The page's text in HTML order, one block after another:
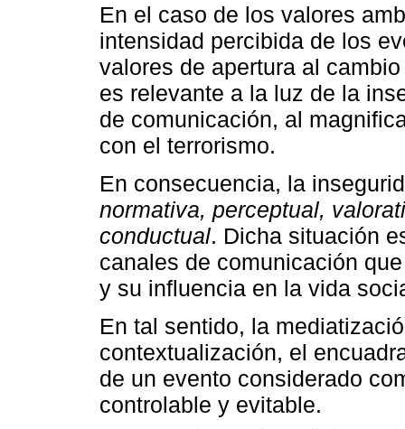
En el caso de los valores
intensidad percibida de los
valores de apertura al
es relevante a la luz de la
de comunicación, al
con el terrorismo.
En consecuencia, la
normativa, perceptual,
conductual. Dicha situación
canales de comunicación
y su influencia en la vida
En tal sentido, la
contextualización, el
de un evento considerado
controlable y evitable.